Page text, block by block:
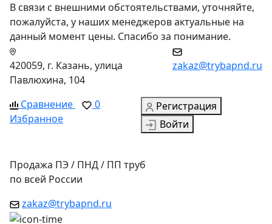
В связи с внешними обстоятельствами, уточняйте,
пожалуйста, у наших менеджеров актуальные на
данный момент цены. Спасибо за понимание.
420059, г. Казань, улица
Павлюхина, 104
zakaz@trybapnd.ru
Сравнение
0
Избранное
Регистрация
Войти
Продажа ПЭ / ПНД / ПП труб
по всей России
zakaz@trybapnd.ru